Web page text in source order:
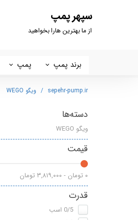
سپهر پمپ
از ما بهترین هارا بخواهید
برند پمپ
داب DAB
سیستما SISTEMA
تایفو
آبکو ABCO
گرین GREEN
شیمجه
پمپ
پمپ خانگی
sepehr-pump.ir ویگو WEGO
دسته‌ها
ویگو WEGO
قیمت
۰ تومان - ۳,۸۱۹,۰۰۰ تومان
قدرت
0/5 اسب